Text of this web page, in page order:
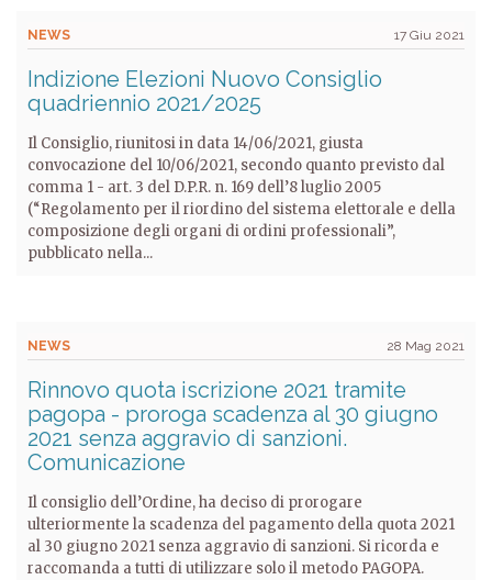
NEWS 17 Giu 2021
Indizione Elezioni Nuovo Consiglio
quadriennio 2021/2025
Il Consiglio, riunitosi in data 14/06/2021, giusta
convocazione del 10/06/2021, secondo quanto previsto dal
comma 1 - art. 3 del D.P.R. n. 169 dell’8 luglio 2005
(“Regolamento per il riordino del sistema elettorale e della
composizione degli organi di ordini professionali”,
pubblicato nella...
NEWS 28 Mag 2021
Rinnovo quota iscrizione 2021 tramite
pagopa - proroga scadenza al 30 giugno
2021 senza aggravio di sanzioni.
Comunicazione
Il consiglio dell’Ordine, ha deciso di prorogare
ulteriormente la scadenza del pagamento della quota 2021
al 30 giugno 2021 senza aggravio di sanzioni. Si ricorda e
raccomanda a tutti di utilizzare solo il metodo PAGOPA.